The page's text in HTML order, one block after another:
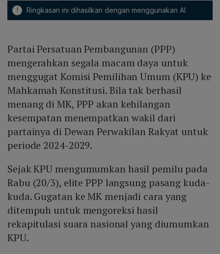
! Ringkasan ini dihasilkan dengan menggunakan AI
Partai Persatuan Pembangunan (PPP)
mengerahkan segala macam daya untuk
menggugat Komisi Pemilihan Umum (KPU) ke
Mahkamah Konstitusi. Bila tak berhasil
menang di MK, PPP akan kehilangan
kesempatan menempatkan wakil dari
partainya di Dewan Perwakilan Rakyat untuk
periode 2024-2029.
Sejak KPU mengumumkan hasil pemilu pada
Rabu (20/3), elite PPP langsung pasang kuda-
kuda. Gugatan ke MK menjadi cara yang
ditempuh untuk mengoreksi hasil
rekapitulasi suara nasional yang diumumkan
KPU.